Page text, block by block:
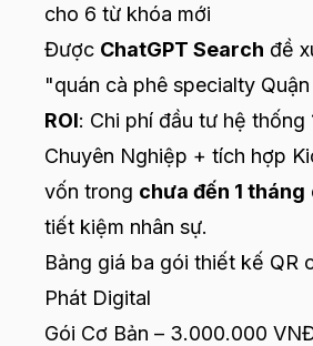
cho 6 từ khóa mới
Được ChatGPT Search đề
"quán cà phê specialty
ROI: Chi phí đầu tư hệ thống
Chuyên Nghiệp + tích hợp
vốn trong chưa đến 1 tháng
tiết kiệm nhân sự.
Bảng giá ba gói thiết kế QR
Phát Digital
Gói Cơ Bản – 3.000.000